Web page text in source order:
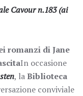
Cavour n.183 (ai
romanzi di Jane
In occasione
, laBiblioteca
conviviale